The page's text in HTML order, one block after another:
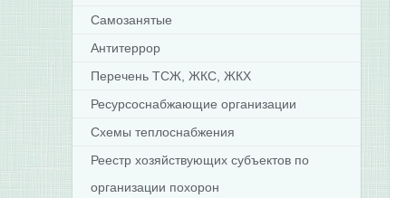
Самозанятые
Антитеррор
Перечень ТСЖ, ЖКС, ЖКХ
Ресурсоснабжающие организации
Схемы теплоснабжения
Реестр хозяйствующих субъектов по
организации похорон